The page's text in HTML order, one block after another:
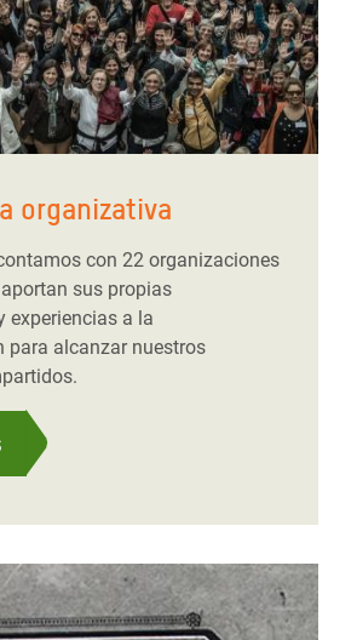
organizativa
con 22 organizaciones
sus propias
experiencias a la
para alcanzar nuestros